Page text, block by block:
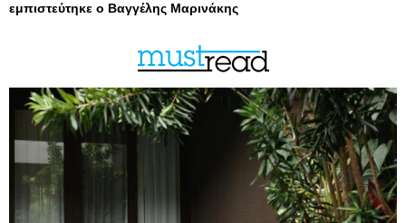
εμπιστεύτηκε ο Βαγγέλης Μαρινάκης